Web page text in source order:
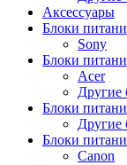
Аксессуары
Блоки
Sony
Блоки
Acer
Другие
Блоки
Другие
Блоки
Canon